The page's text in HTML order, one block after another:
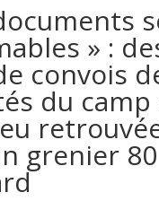
» :
convois
du camp
grenier